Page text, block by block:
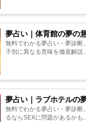
夢占い｜体育館の夢の
無料でわかる夢占い・夢診断
子別に異なる意味を徹底解説...
夢占い｜ラブホテルの
無料でわかる夢占い・夢診断
るならSEXに問題があるかも...